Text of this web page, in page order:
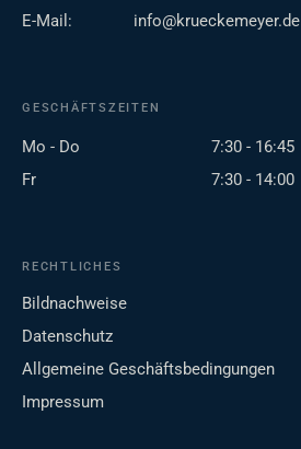
E-Mail:
info@krueckemeyer.de
GESCHÄFTSZEITEN
Mo - Do
7:30 - 16:45
Fr
7:30 - 14:00
RECHTLICHES
Bildnachweise
Datenschutz
Allgemeine Geschäftsbedingungen
Impressum